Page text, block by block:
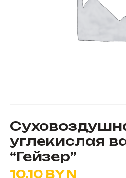
углекислая
“Гейзер”
10.10 BYN